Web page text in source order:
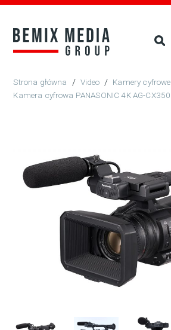
/ Video / Kamery cyfrowe
Kamera cyfrowa PANASONIC 4K AG-